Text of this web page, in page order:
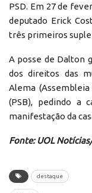
PSD. Em 27 de
deputado Erick
três primeiros
A posse de Dalton
dos direitos das
Alema
(PSB), pedindo a
manifestação da
Fonte: UOL
destaque